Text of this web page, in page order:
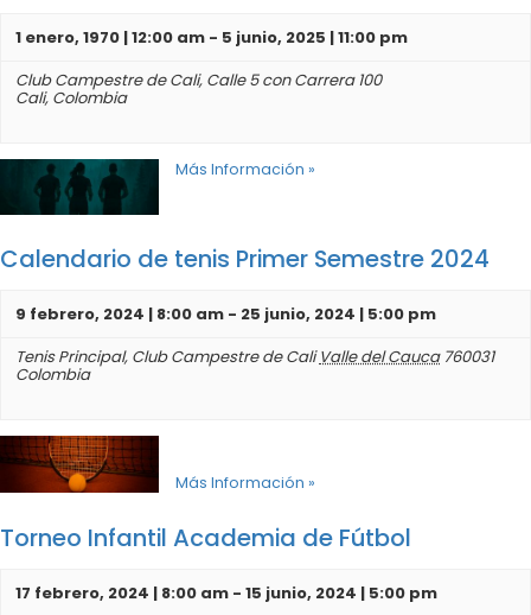
1 enero, 1970 | 12:00 am - 5 junio, 2025 | 11:00 pm
Club Campestre de Cali, Calle 5 con Carrera 100
Cali, Colombia
Más Información »
Calendario de tenis Primer Semestre 2024
9 febrero, 2024 | 8:00 am - 25 junio, 2024 | 5:00 pm
Tenis Principal, Club Campestre de Cali Valle del Cauca 760031
Colombia
Más Información »
Torneo Infantil Academia de Fútbol
17 febrero, 2024 | 8:00 am - 15 junio, 2024 | 5:00 pm